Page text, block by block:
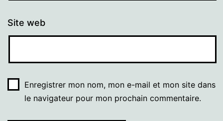
Site web
Enregistrer mon nom, mon e-mail et mon site dans
le navigateur pour mon prochain commentaire.